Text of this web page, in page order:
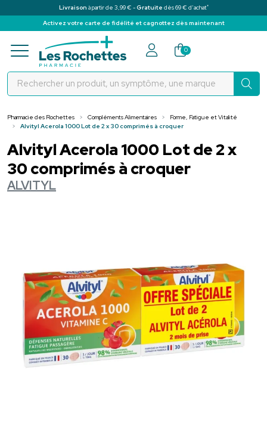
Livraison à partir de 3,99 € -Gratuite dès 69 € d’achat*
Activez votre carte de fidélité et cagnottez dès maintenant
Pharmacie des Rochettes Votre
0
Pharmacie des Rochettes Compléments Alimentaires
Forme, Fatigue et Vitalité
Alvityl Acerola 1000 Lot de 2 x 30 comprimés à croquer
Alvityl Acerola 1000 Lot de 2 x
30 comprimés à croquer
ALVITYL